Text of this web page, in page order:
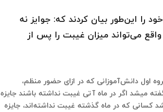
را این‌طور بیان کردند که: جوایز نه
می‌تواند میزان غیبت را پس از
گروه اول دانش‌آموزانی که در ازای حضور منظم‌،
میشد اگر در ماه آتی غیبت نداشته باشند جایزه
که در ماه گذشته غیبت نداشته‌اند، جایزه